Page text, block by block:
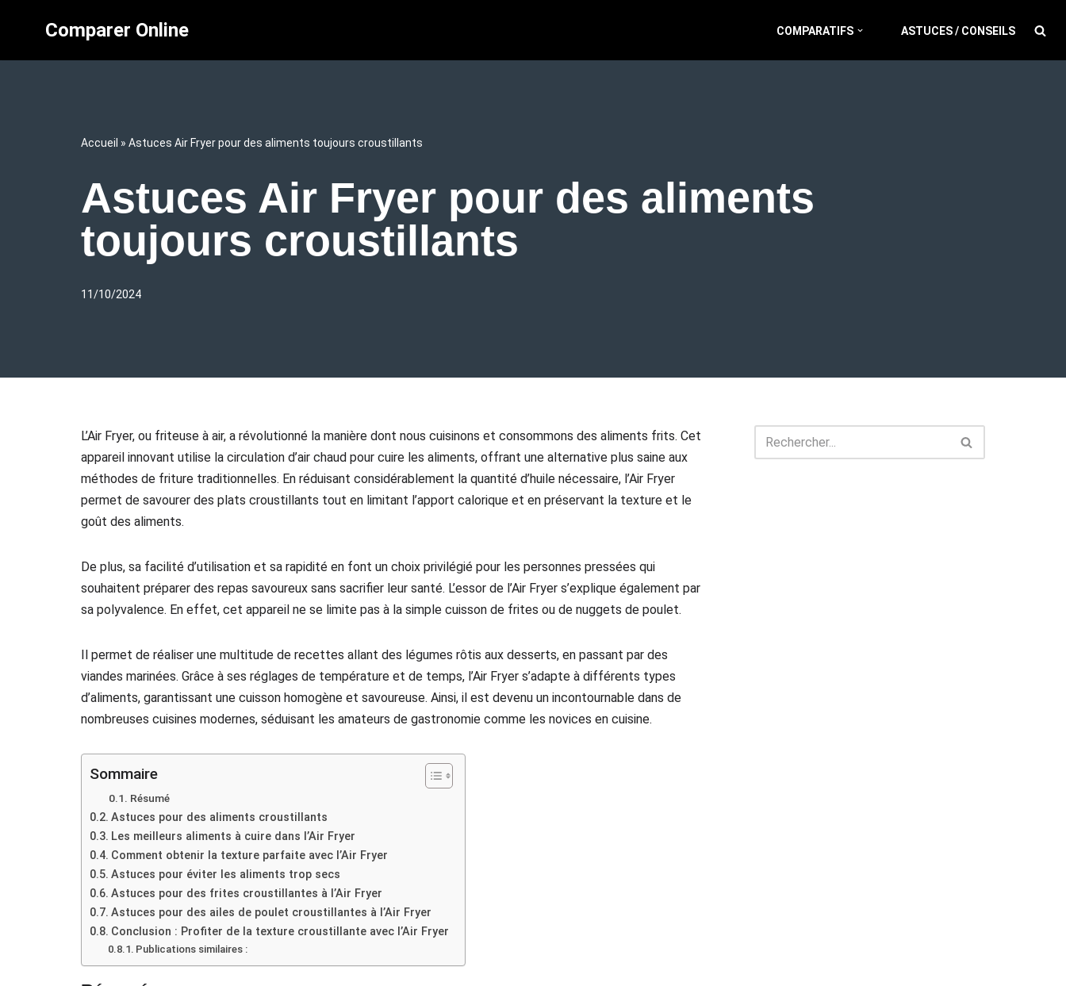
au
Comparer Online COMPARATIFS ASTUCES / CONSEILS
Accueil » Astuces Air Fryer pour des aliments toujours croustillants
Astuces Air Fryer pour des aliments
toujours croustillants
11/10/2024
L’Air Fryer, ou friteuse à air, a révolutionné la manière dont nous cuisinons et consommons des aliments frits. Cet
appareil innovant utilise la circulation d’air chaud pour cuire les aliments, offrant une alternative plus saine aux
méthodes de friture traditionnelles. En réduisant considérablement la quantité d’huile nécessaire, l’Air Fryer
permet de savourer des plats croustillants tout en limitant l’apport calorique et en préservant la texture et le
goût des aliments.
De plus, sa facilité d’utilisation et sa rapidité en font un choix privilégié pour les personnes pressées qui
souhaitent préparer des repas savoureux sans sacrifier leur santé. L’essor de l’Air Fryer s’explique également par
sa polyvalence. En effet, cet appareil ne se limite pas à la simple cuisson de frites ou de nuggets de poulet.
Il permet de réaliser une multitude de recettes allant des légumes rôtis aux desserts, en passant par des
viandes marinées. Grâce à ses réglages de température et de temps, l’Air Fryer s’adapte à différents types
d’aliments, garantissant une cuisson homogène et savoureuse. Ainsi, il est devenu un incontournable dans de
nombreuses cuisines modernes, séduisant les amateurs de gastronomie comme les novices en cuisine.
Sommaire
Résumé
Astuces pour des aliments croustillants
Les meilleurs aliments à cuire dans l’Air Fryer
Comment obtenir la texture parfaite avec l’Air Fryer
Astuces pour éviter les aliments trop secs
Astuces pour des frites croustillantes à l’Air Fryer
Astuces pour des ailes de poulet croustillantes à l’Air Fryer
Conclusion : Profiter de la texture croustillante avec l’Air Fryer
Publications similaires :